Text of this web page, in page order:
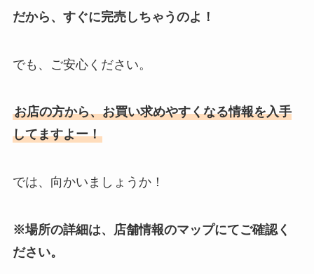
だから、すぐに完売しちゃうのよ！
でも、ご安心ください。
お店の方から、お買い求めやすくなる情報を入手
してますよー！
では、向かいましょうか！
※場所の詳細は、店舗情報のマップにてご確認く
ださい。